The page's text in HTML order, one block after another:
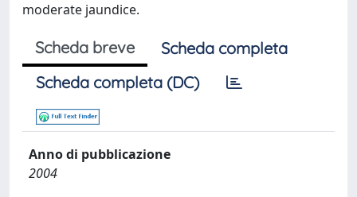
moderate jaundice.
Scheda breve
Scheda completa
Scheda completa (DC)
Anno di pubblicazione
2004